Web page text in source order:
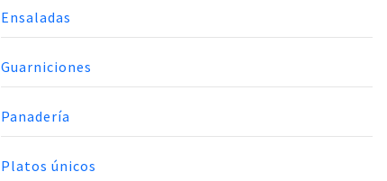
Ensaladas
Guarniciones
Panadería
Platos únicos